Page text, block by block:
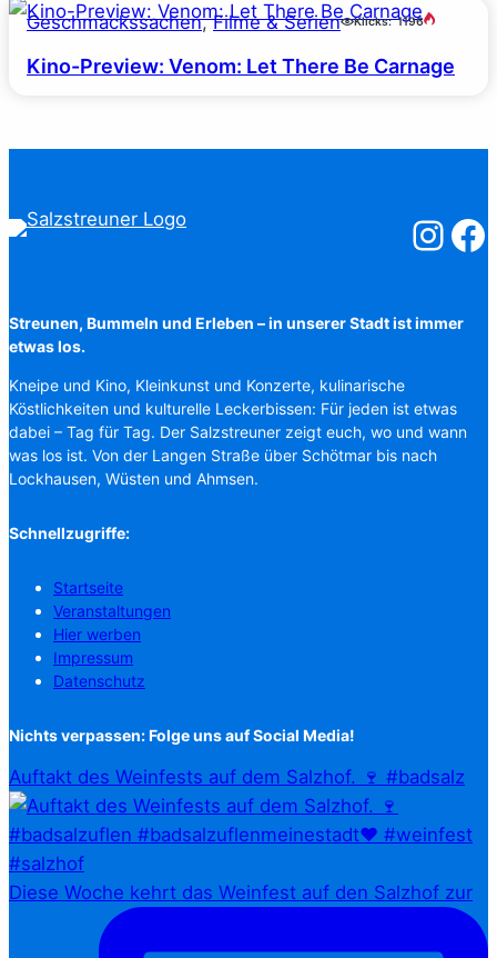
Geschmackssachen, Filme & Serien Klicks: 1196
Kino-Preview: Venom: Let There Be Carnage
Streunen, Bummeln und Erleben – in unserer Stadt ist immer
etwas los.
Kneipe und Kino, Kleinkunst und Konzerte, kulinarische
Köstlichkeiten und kulturelle Leckerbissen: Für jeden ist etwas
dabei – Tag für Tag. Der Salzstreuner zeigt euch, wo und wann
was los ist. Von der Langen Straße über Schötmar bis nach
Lockhausen, Wüsten und Ahmsen.
Schnellzugriffe:
Startseite
Veranstaltungen
Hier werben
Impressum
Datenschutz
Nichts verpassen: Folge uns auf Social Media!
Auftakt des Weinfests auf dem Salzhof. 🍷 #badsalz
Diese Woche kehrt das Weinfest auf den Salzhof zur